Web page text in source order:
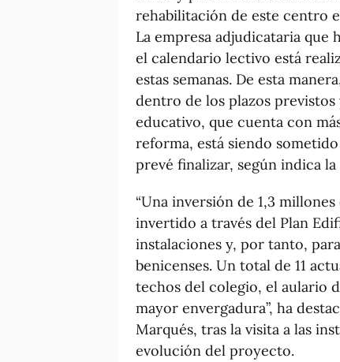
rehabilitación de este centro
La empresa adjudicataria
el calendario lectivo está
estas semanas. De esta
dentro de los plazos
educativo, que cuenta con
reforma, está siendo
prevé finalizar, según indica
“Una inversión de 1,3
invertido a través del Plan
instalaciones y, por tanto,
benicenses. Un total de 11
techos del colegio, el aulario
mayor envergadura”, ha
Marqués, tras la visita a las
evolución del proyecto.